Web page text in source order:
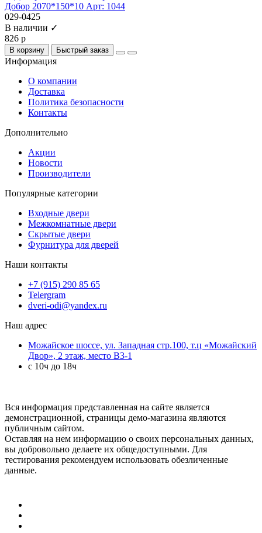
Добор 2070*150*10 Арт: 1044
029-0425
В наличии ✓
826 р
В корзину Быстрый заказ
Информация
О компании
Доставка
Политика безопасности
Контакты
Дополнительно
Акции
Новости
Производители
Популярные категории
Входные двери
Межкомнатные двери
Скрытые двери
Фурнитура для дверей
Наши контакты
+7 (915) 290 85 65
Telergram
dveri-odi@yandex.ru
Наш адрес
Можайское шоссе, ул. Западная стр.100, т.ц «Можайский
Двор», 2 этаж, место B3-1
с 10ч до 18ч
Вся информация представленная на сайте является
демонстрационной, страницы демо-магазина являются
публичным сайтом.
Оставляя на нем информацию о своих персональных данных,
вы добровольно делаете их общедоступными. Для
тестирования рекомендуем использовать обезличенные
данные.